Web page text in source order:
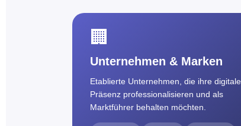
🏢
Unternehmen & Marken
Etablierte Unternehmen, die ihre digitale
Präsenz professionalisieren und als
Marktführer behalten möchten.